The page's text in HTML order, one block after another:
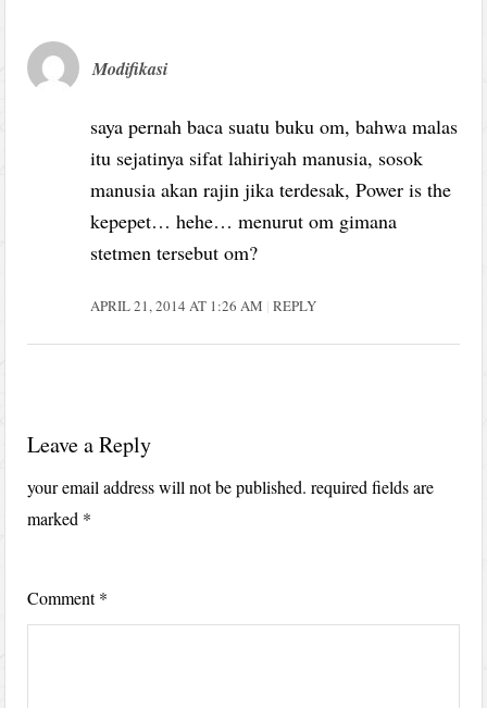
Modifikasi
saya pernah baca suatu buku om, bahwa malas
itu sejatinya sifat lahiriyah manusia, sosok
manusia akan rajin jika terdesak, Power is the
kepepet… hehe… menurut om gimana
stetmen tersebut om?
APRIL 21, 2014 AT 1:26 AM REPLY
Leave a Reply
your email address will not be published. required fields are
marked *
Comment*